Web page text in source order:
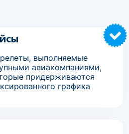
выполняемые
авиакомпаниями,
придерживаются
графика